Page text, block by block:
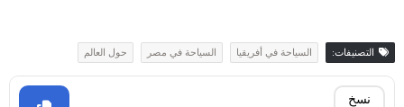
التصنيفات: السياحة في أفريقيا السياحة في مصر حول العالم
نسخ